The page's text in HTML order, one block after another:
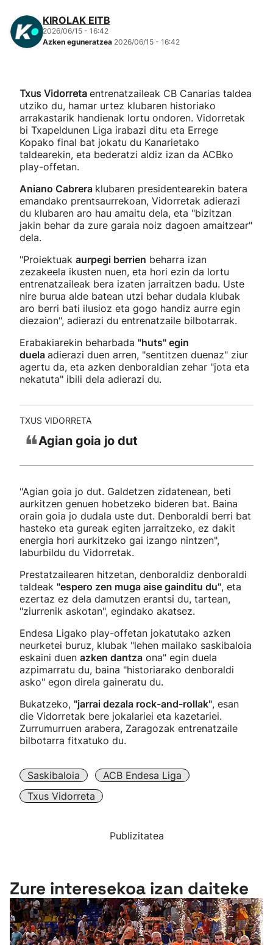
KIROLAK EITB
2026/06/15 - 16:42
Azken eguneratzea 2026/06/15 - 16:42
Txus Vidorreta entrenatzaileak CB Canarias taldea
utziko du, hamar urtez klubaren historiako
arrakastarik handienak lortu ondoren. Vidorretak
bi Txapeldunen Liga irabazi ditu eta Errege
Kopako final bat jokatu du Kanarietako
taldearekin, eta bederatzi aldiz izan da ACBko
play-offetan.
Aniano Cabrera klubaren presidentearekin batera
emandako prentsaurrekoan, Vidorretak adierazi
du klubaren aro hau amaitu dela, eta "bizitzan
jakin behar da zure garaia noiz dagoen amaitzear"
dela.
"Proiektuak aurpegi berrien beharra izan
zezakeela ikusten nuen, eta hori ezin da lortu
entrenatzaileak bera izaten jarraitzen badu. Uste
nire burua alde batean utzi behar dudala klubak
aro berri bati ilusioz eta gogo handiz aurre egin
diezaion", adierazi du entrenatzaile bilbotarrak.
Erabakiarekin beharbada "huts" egin
duela adierazi duen arren, "sentitzen duenaz" ziur
agertu da, eta azken denboraldian zehar "jota eta
nekatuta" ibili dela adierazi du.
TXUS VIDORRETA
❝Agian goia jo dut
"Agian goia jo dut. Galdetzen zidatenean, beti
aurkitzen genuen hobetzeko bideren bat. Baina
orain goia jo dudala uste dut. Denboraldi berri bat
hasteko eta gureak egiten jarraitzeko, ez dakit
energia hori aurkitzeko gai izango nintzen",
laburbildu du Vidorretak.
Prestatzailearen hitzetan, denboraldiz denboraldi
taldeak "espero zen muga aise gainditu du", eta
ezertaz ez dela damutzen erantsi du, tartean,
"ziurrenik askotan", egindako akatsez.
Endesa Ligako play-offetan jokatutako azken
neurketei buruz, klubak "lehen mailako saskibaloia
eskaini duen azken dantza ona" egin duela
azpimarratu du, baina "historiarako denboraldi
asko" egon direla gaineratu du.
Bukatzeko, "jarrai dezala rock-and-rollak", esan
die Vidorretak bere jokalariei eta kazetariei.
Zurrumurruen arabera, Zaragozak entrenatzaile
bilbotarra fitxatuko du.
Saskibaloia
ACB Endesa Liga
Txus Vidorreta
Publizitatea
Zure interesekoa izan daiteke